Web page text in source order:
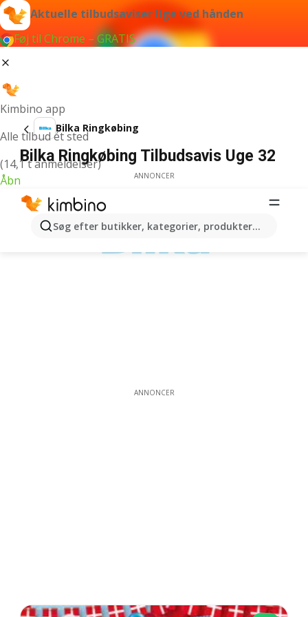
Aktuelle tilbudsaviser lige ved hånden
Føj til Chrome – GRATIS
Kimbino app
Alle tilbud ét sted
(14,1 t anmeldelser)
Åbn
Søg efter butikker, kategorier, produkter...
Bilka Ringkøbing
Bilka Ringkøbing Tilbudsavis Uge 32
ANNONCER
ANNONCER